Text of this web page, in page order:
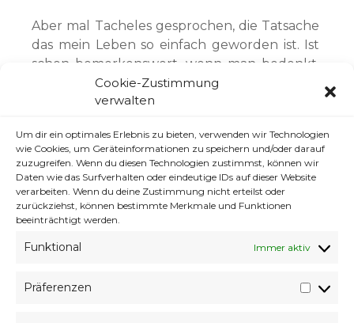
Cookie-Zustimmung
verwalten
Um dir ein optimales Erlebnis zu bieten, verwenden wir Technologien
wie Cookies, um Geräteinformationen zu speichern und/oder darauf
zuzugreifen. Wenn du diesen Technologien zustimmst, können wir
Daten wie das Surfverhalten oder eindeutige IDs auf dieser Website
verarbeiten. Wenn du deine Zustimmung nicht erteilst oder
zurückziehst, können bestimmte Merkmale und Funktionen
beeinträchtigt werden.
Funktional Immer aktiv
Präferenzen
Aber mal Tacheles gesprochen, die Tatsache
das mein Leben so einfach geworden ist. Ist
schon bemerkenswert, wenn man bedenkt,
wieviel elend da draußen gerade abgeht.
dies meine Lebensrealität, hat dieses oder
jenes Ereignis Auswirkungen auf mein
direktes Leben, sind das Informationen die
für mein Leben eine rolle spielen, oder ist das
einfach alles nur RTL Trash TV scheiße. Und
Unnötige RTL Trash TV Scheiße, völlig
sich aufzuregen darüber nicht wert.